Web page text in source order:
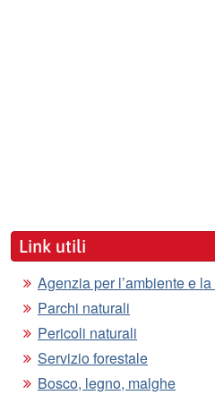
Link utili
Agenzia per l’ambiente e
Parchi naturali
Pericoli naturali
Servizio forestale
Bosco, legno, malghe